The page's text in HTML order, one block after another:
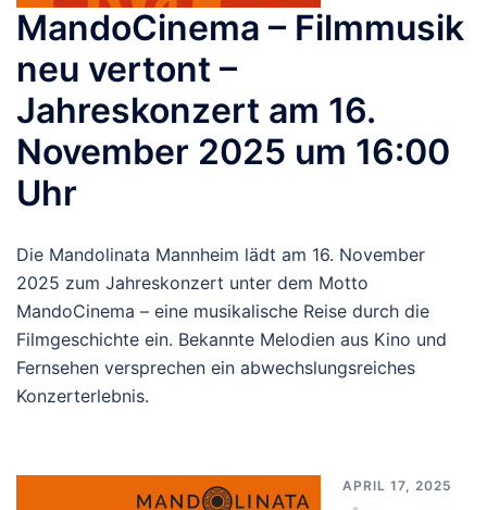
MandoCinema – Filmmusik
neu vertont –
Jahreskonzert am 16.
November 2025 um 16:00
Uhr
Die Mandolinata Mannheim lädt am 16. November
2025 zum Jahreskonzert unter dem Motto
MandoCinema – eine musikalische Reise durch die
Filmgeschichte ein. Bekannte Melodien aus Kino und
Fernsehen versprechen ein abwechslungsreiches
Konzerterlebnis.
APRIL 17, 2025